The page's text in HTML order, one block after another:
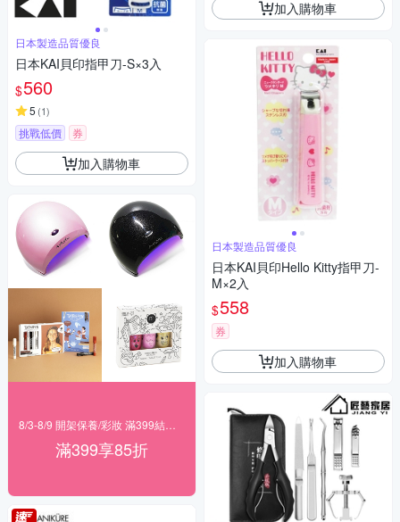
日本製造品質優良
日本KAI貝印指甲刀-S×3入
$560
5 (1)
挑戰低價 券
加入購物車
滿399享85折
加入購物車
日本製造品質優良
日本KAI貝印Hello Kitty指甲刀-
M×2入
$558
券
加入購物車